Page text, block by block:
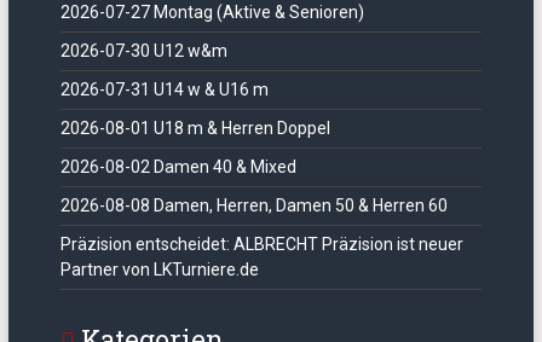
2026-07-27 Montag (Aktive & Senioren)
2026-07-30 U12 w&m
2026-07-31 U14 w & U16 m
2026-08-01 U18 m & Herren Doppel
2026-08-02 Damen 40 & Mixed
2026-08-08 Damen, Herren, Damen 50 & Herren 60
Präzision entscheidet: ALBRECHT Präzision ist neuer
Partner von LKTurniere.de